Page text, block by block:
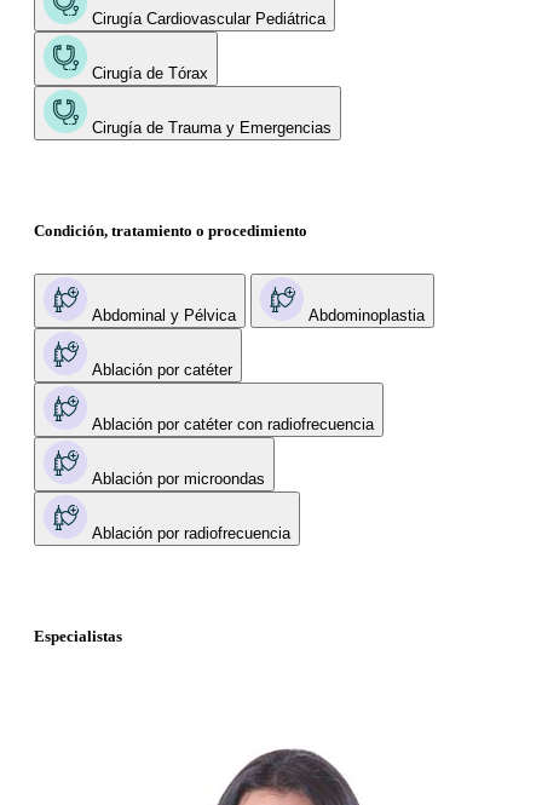
Cirugía Cardiovascular Pediátrica
Cirugía de Tórax
Cirugía de Trauma y Emergencias
Condición, tratamiento o procedimiento
Abdominal y Pélvica Abdominoplastia
Ablación por catéter
Ablación por catéter con radiofrecuencia
Ablación por microondas
Ablación por radiofrecuencia
Especialistas